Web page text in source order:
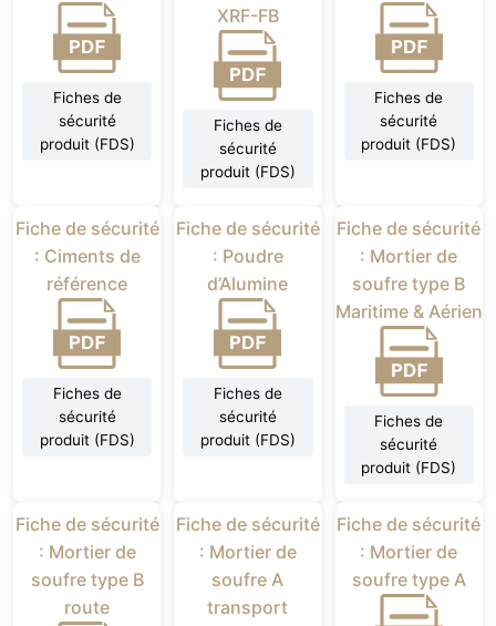
Fiches de
sécurité
produit (FDS)
XRF-FB
Fiches de
sécurité
produit (FDS)
Fiches de
sécurité
produit (FDS)
Fiche de sécurité
: Ciments de
référence
Fiches de
sécurité
produit (FDS)
Fiche de sécurité
: Poudre
d’Alumine
Fiches de
sécurité
produit (FDS)
Fiche de sécurité
: Mortier de
soufre type B
Maritime & Aérien
Fiches de
sécurité
produit (FDS)
Fiche de sécurité
: Mortier de
soufre type B
route
Fiche de sécurité
: Mortier de
soufre A
transport
Fiche de sécurité
: Mortier de
soufre type A